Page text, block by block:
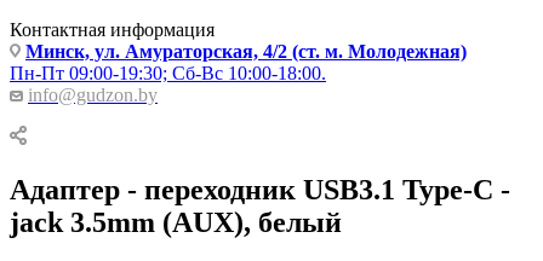
Контактная информация
Минск, ул. Амураторская, 4/2 (ст. м. Молодежная)
Пн-Пт 09:00-19:30; Сб-Вс 10:00-18:00.
info@gudzon.by
Адаптер - переходник USB3.1 Type-C -
jack 3.5mm (AUX), белый